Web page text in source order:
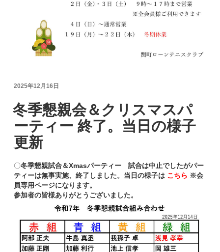
投
日:
2025年12月16日
冬季懇親会＆クリスマスパ
ーティー 終了。当日の様子
更新
〇冬季懇親試合＆Xmasパーティー 試合は中止でしたがパー
ティーは無事実施、終了しました。当日の様子は こちら ※会
員専用ページになります。
参加者の皆様ありがとうございました。